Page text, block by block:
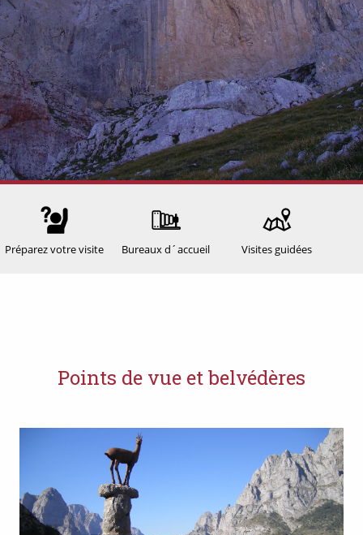
Préparez votre visite Bureaux d´accueil Visites guidées
Points de vue et belvédères